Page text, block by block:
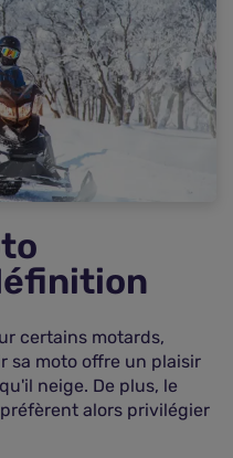
assurance moto
: une vraie bonne
hivernage coûte-
moto
sur l'assurance moto
certains motards,
sa moto offre un plaisir
neige. De plus, le
alors privilégier